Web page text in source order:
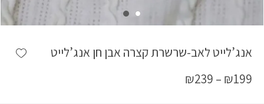
אנג’לייט לאב-שרשרת קצרה אבן חן אנג’לייט
₪199
–
₪239